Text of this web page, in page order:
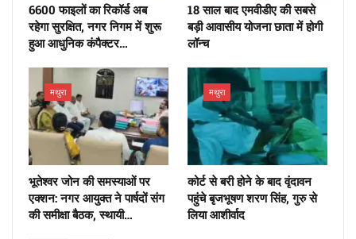
6600 फाइलों का रिकॉर्ड अब
रहेगा सुरक्षित, नगर निगम में शुरू
हुआ आधुनिक कंपैक्टर…
18 साल बाद एमवीडीए की सबसे
बड़ी आवासीय योजना छाता में होगी
लॉन्च
मथुरा
भूतेश्वर जोन की समस्याओं पर
एक्शन: नगर आयुक्त ने पार्षदों संग
की समीक्षा बैठक, स्थायी…
मथुरा
कोर्ट से बरी होने के बाद वृंदावन
पहुंचे बृजभूषण शरण सिंह, गुरु से
लिया आशीर्वाद